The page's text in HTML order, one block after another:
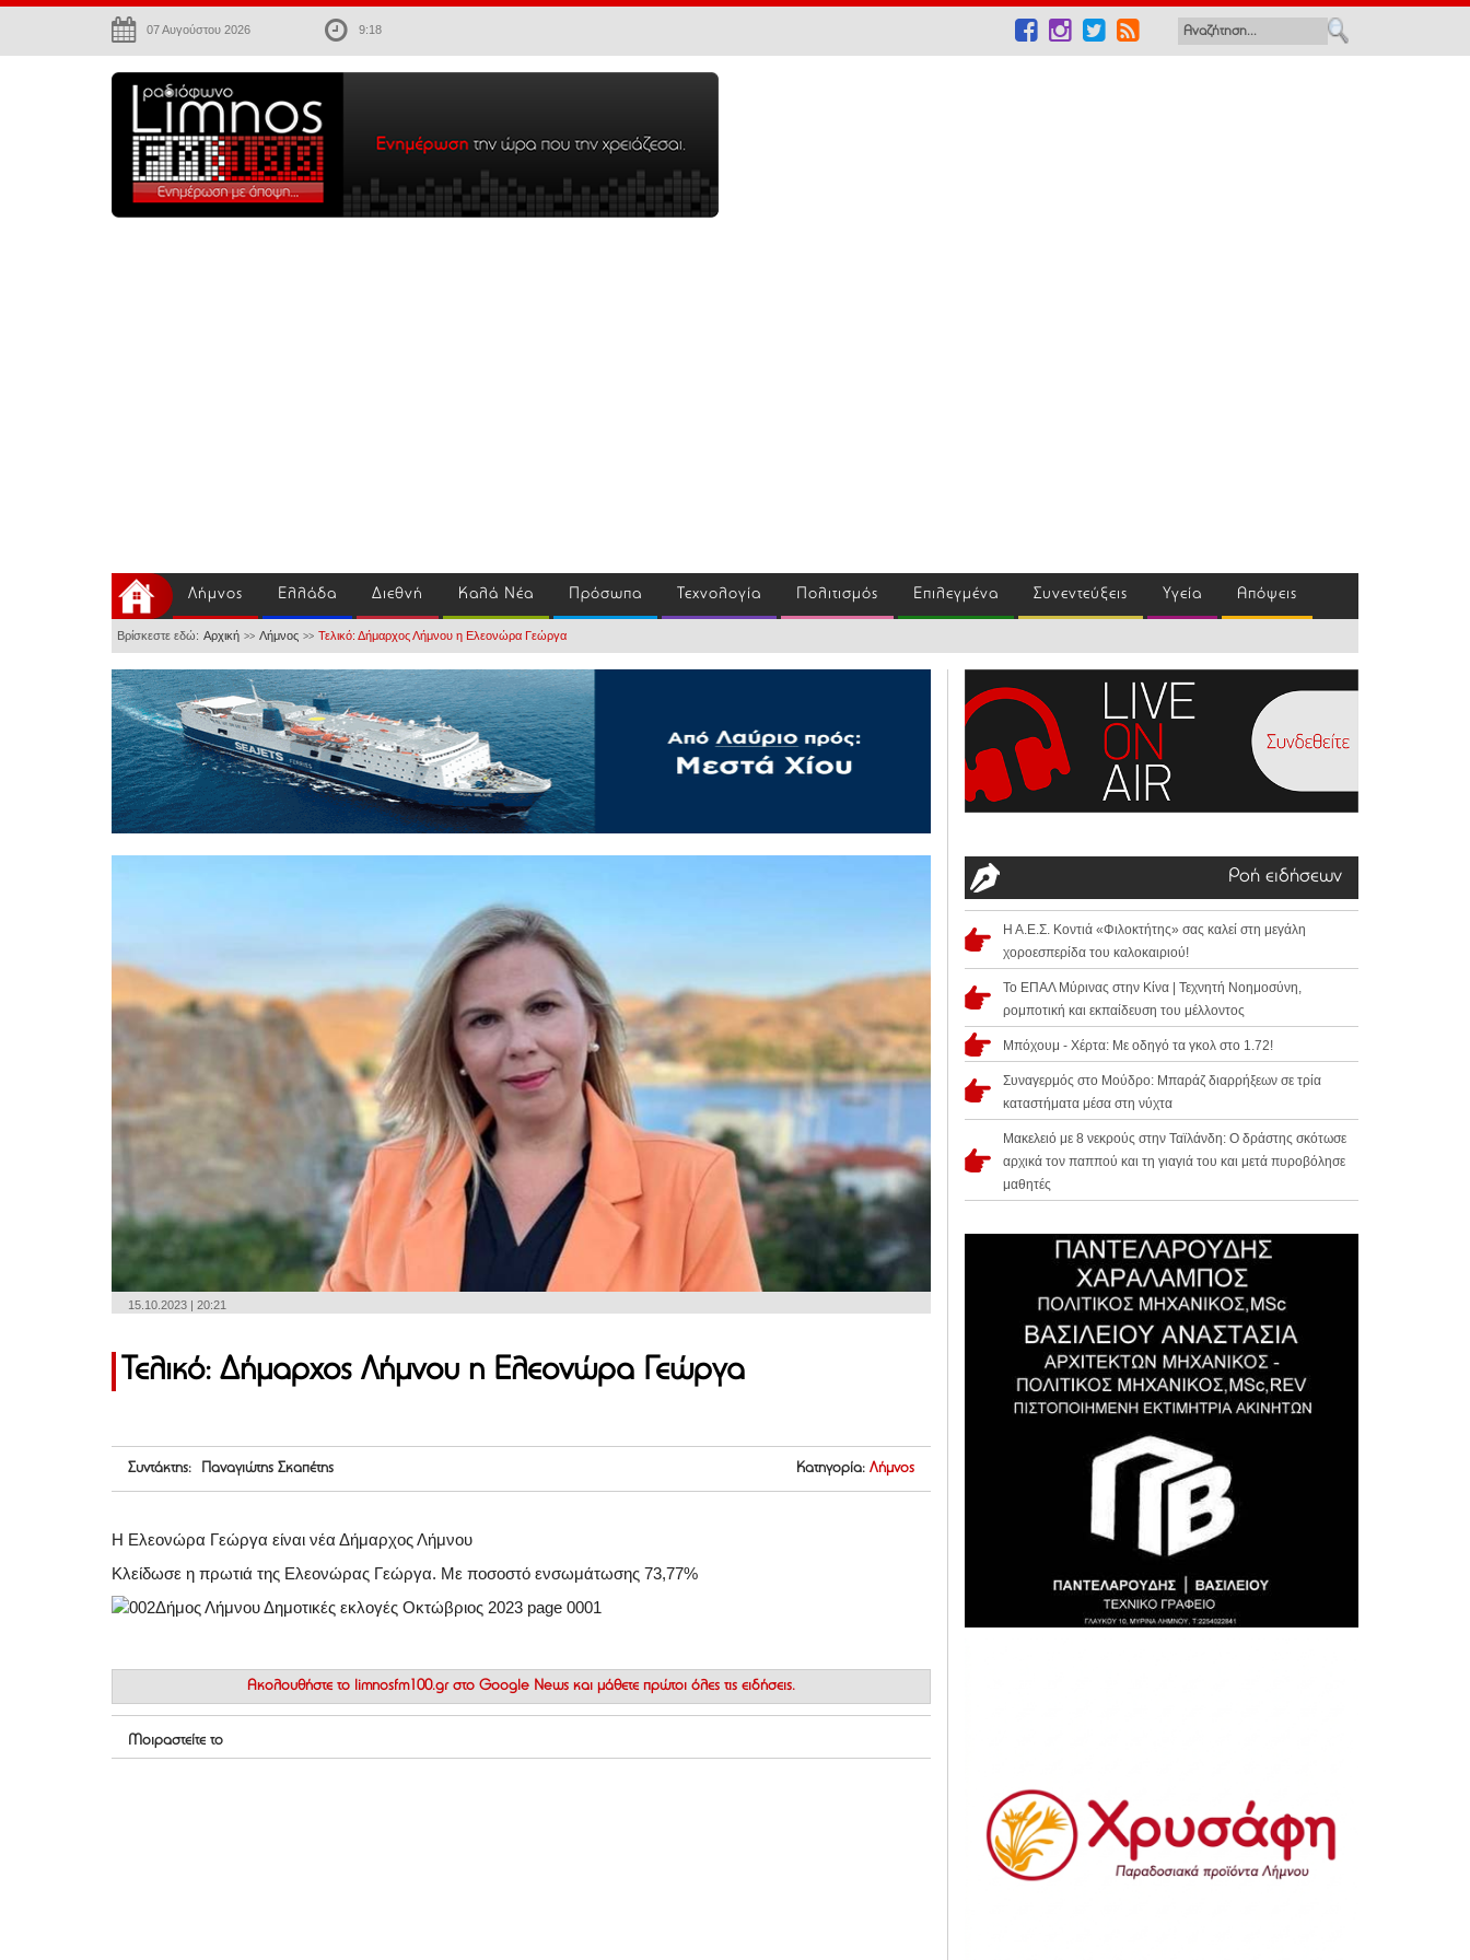
07 Αυγούστου 2026 9:18
Λήμνος Ελλάδα Διεθνή Καλά Νέα Πρόσωπα Τεχνολογία Πολιτισμός Επιλεγμένα Συνεντεύξεις Υγεία Απόψεις
Βρίσκεστε εδώ: Αρχική >> Λήμνος >> Τελικό: Δήμαρχος Λήμνου η Ελεονώρα Γεώργα
15.10.2023 | 20:21
Τελικό: Δήμαρχος Λήμνου η Ελεονώρα Γεώργα
Συντάκτης: Παναγιώτης Σκαπέτης Κατηγορία: Λήμνος
Η Ελεονώρα Γεώργα είναι νέα Δήμαρχος Λήμνου
Κλείδωσε η πρωτιά της Ελεονώρας Γεώργα. Με ποσοστό ενσωμάτωσης 73,77%
Ακολουθήστε το limnosfm100.gr στο Google News και μάθετε πρώτοι όλες τις ειδήσεις.
Μοιραστείτε το
Ροή ειδήσεων
Η Α.Ε.Σ. Κοντιά «Φιλοκτήτης» σας καλεί στη μεγάλη
χοροεσπερίδα του καλοκαιριού!
Το ΕΠΑΛ Μύρινας στην Κίνα | Τεχνητή Νοημοσύνη,
ρομποτική και εκπαίδευση του μέλλοντος
Μπόχουμ - Χέρτα: Με οδηγό τα γκολ στο 1.72!
Συναγερμός στο Μούδρο: Μπαράζ διαρρήξεων σε τρία
καταστήματα μέσα στη νύχτα
Μακελειό με 8 νεκρούς στην Ταϊλάνδη: Ο δράστης σκότωσε
αρχικά τον παππού και τη γιαγιά του και μετά πυροβόλησε
μαθητές